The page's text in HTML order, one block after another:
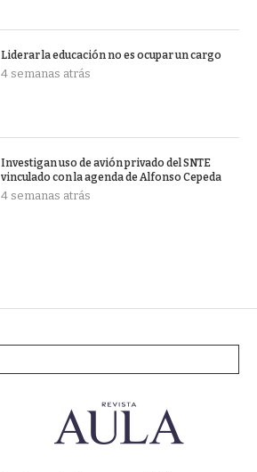
Liderar la educación no es ocupar un cargo
4 semanas atrás
Investigan uso de avión privado del SNTE
vinculado con la agenda de Alfonso Cepeda
4 semanas atrás